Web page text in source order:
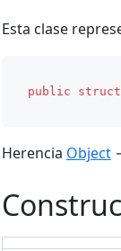
Esta clase
public struct
Herencia Object